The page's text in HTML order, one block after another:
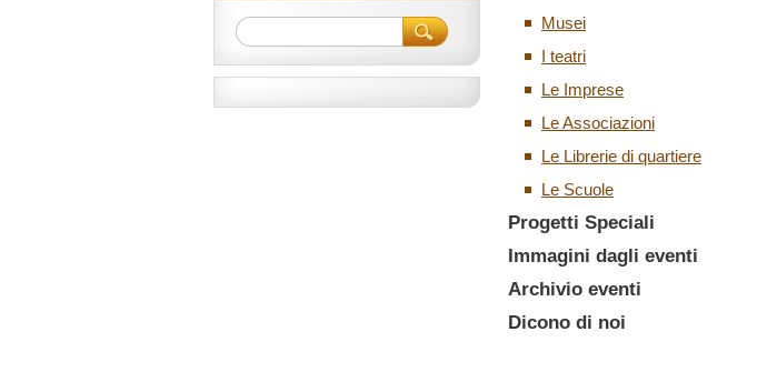
Musei
I teatri
Le Imprese
Le Associazioni
Le Librerie di quartiere
Le Scuole
Progetti Speciali
Immagini dagli eventi
Archivio eventi
Dicono di noi